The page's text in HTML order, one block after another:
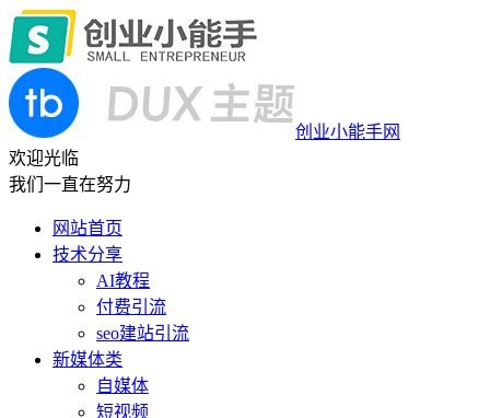
创业小能手网
欢迎光临
我们一直在努力
网站首页
技术分享
AI教程
付费引流
seo建站引流
新媒体类
自媒体
短视频